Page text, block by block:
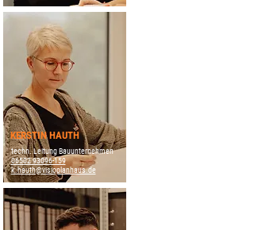
KERSTIN HAUTH
techn. Leitung Bauunternehmen
06502 93096-159
k.hauth@visioplanhaus.de